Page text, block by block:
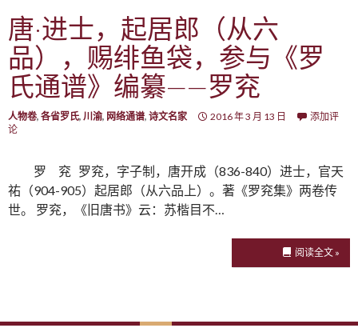
唐·进士，起居郎（从六
品），赐绯鱼袋，参与《罗
氏通谱》编纂——罗兖
人物卷, 各省罗氏, 川渝, 网络通谱, 诗文名家 2016 年 3 月 13 日
添加评
论
罗 兖 罗兖，字子制，唐开成（836-840）进士，官天
祐（904-905）起居郎（从六品上）。著《罗兖集》两卷传
世。 罗兖，《旧唐书》云：苏楷目不…
阅读全文 »